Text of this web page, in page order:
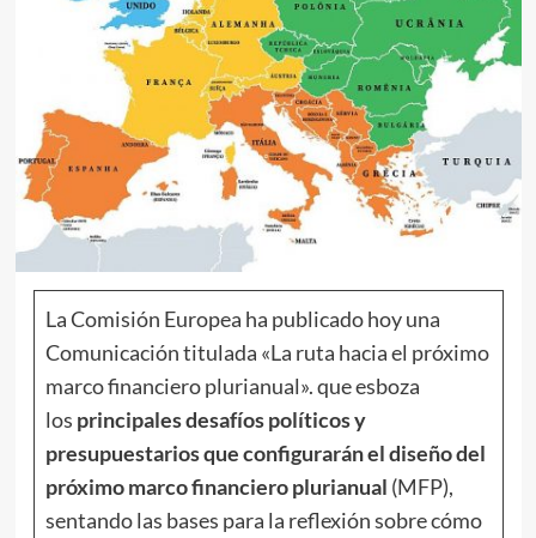
La Comisión Europea ha publicado hoy una
Comunicación titulada «La ruta hacia el próximo
marco financiero plurianual». que esboza
los principales desafíos políticos y
presupuestarios que configurarán el diseño del
próximo marco financiero plurianual (MFP),
sentando las bases para la reflexión sobre cómo